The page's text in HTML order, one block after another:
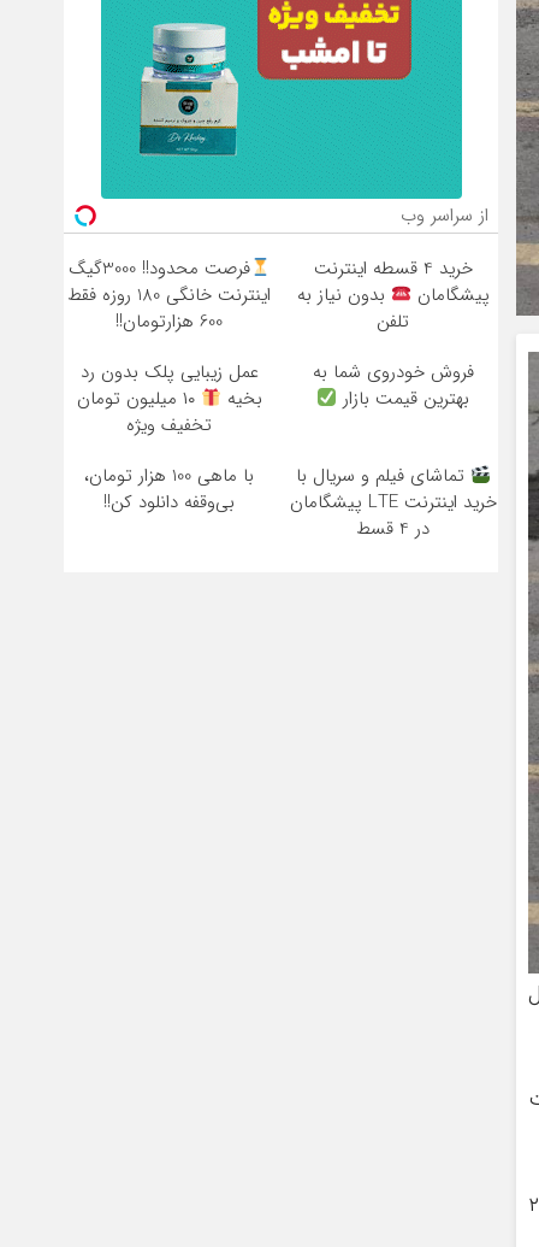
سال
این محصول ۲۶۵
از سراسر وب
خرید 4 قسطه اینترنت
پیشگامان
بدون نیاز به
تلفن
فرصت محدود!! 3000گیگ
اینترنت خانگی 180 روزه فقط
600 هزارتومان!!
فروش خودروی شما به
بهترین قیمت بازار
عمل زیبایی پلک بدون رد
بخیه
۱۰ میلیون تومان
تخفیف ویژه
تماشای فیلم و سریال با
خرید اینترنت LTE پیشگامان
در 4 قسط
با ماهی 100 هزار تومان،
بی‌وقفه دانلود کن!!